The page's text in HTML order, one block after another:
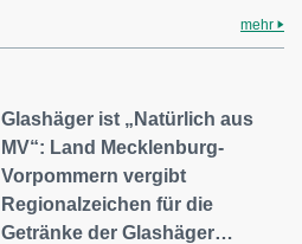
mehr
Glashäger ist „Natürlich aus
MV“: Land Mecklenburg-
Vorpommern vergibt
Regionalzeichen für die
Getränke der Glashäger…